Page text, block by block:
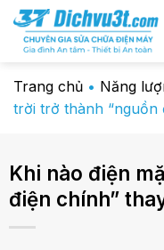
Chuyển
đến
dung
Trang chủ • Năng
trời trở thành “nguồn
Khi nào điện
điện chính”